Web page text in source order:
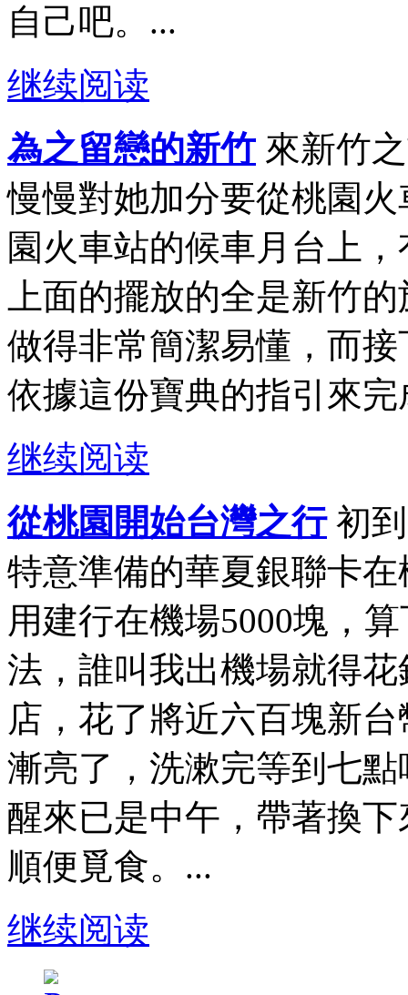
自己吧。...
继续阅读
為之留戀的新竹 來新竹
慢慢對她加分要從桃園
園火車站的候車月台上
上面的擺放的全是新竹
做得非常簡潔易懂，而
依據這份寶典的指引來完
继续阅读
從桃園開始台灣之行初到
特意準備的華夏銀聯卡
用建行在機場5000塊，
法，誰叫我出機場就得
店，花了將近六百塊新
漸亮了，洗漱完等到七
醒來已是中午，帶著換
順便覓食。...
继续阅读